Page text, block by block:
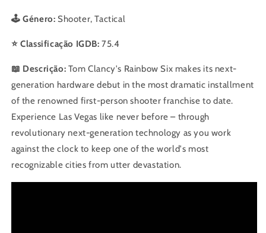
🕹️ Género: Shooter, Tactical
⭐ Classificação IGDB: 75.4
📖 Descrição: Tom Clancy's Rainbow Six makes its next-
generation hardware debut in the most dramatic installment
of the renowned first-person shooter franchise to date.
Experience Las Vegas like never before – through
revolutionary next-generation technology as you work
against the clock to keep one of the world's most
recognizable cities from utter devastation.